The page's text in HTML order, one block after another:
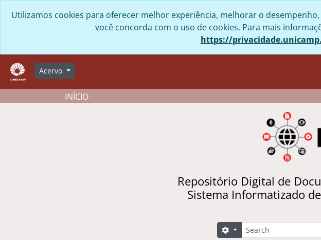
Utilizamos cookies para oferecer melhor experiência, melhorar o
você concorda com o uso de cookies. Para mais
https://
Acervo
INÍCIO
Repositório Digital de
Sistema Informatizado
Buscar
Opções de busca